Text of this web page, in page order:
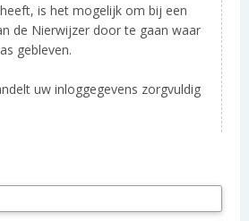
is het mogelijk om bij een
de Nierwijzer door te gaan waar
gebleven.
uw inloggegevens zorgvuldig